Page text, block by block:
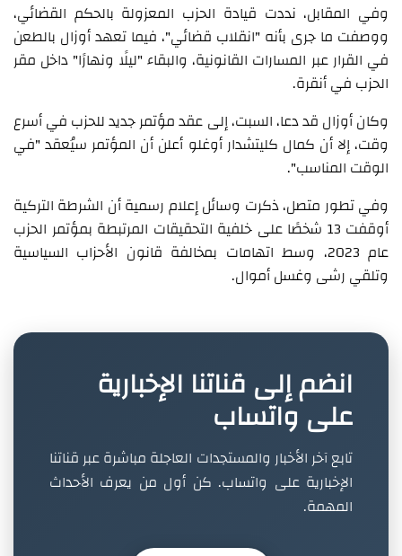
وفي المقابل، نددت قيادة الحزب المعزولة بالحكم القضائي،
ووصفت ما جرى بأنه "انقلاب قضائي"، فيما تعهد أوزال بالطعن
في القرار عبر المسارات القانونية، والبقاء "ليلًا ونهارًا" داخل مقر
الحزب في أنقرة.
وكان أوزال قد دعا، السبت، إلى عقد مؤتمر جديد للحزب في أسرع
وقت، إلا أن كمال كليتشدار أوغلو أعلن أن المؤتمر سيُعقد "في
الوقت المناسب".
وفي تطور متصل، ذكرت وسائل إعلام رسمية أن الشرطة التركية
أوقفت 13 شخصًا على خلفية التحقيقات المرتبطة بمؤتمر الحزب
عام 2023، وسط اتهامات بمخالفة قانون الأحزاب السياسية
وتلقي رشى وغسل أموال.
انضم إلى قناتنا الإخبارية
على واتساب
تابع آخر الأخبار والمستجدات العاجلة مباشرة عبر قناتنا
الإخبارية على واتساب. كن أول من يعرف الأحداث
المهمة.